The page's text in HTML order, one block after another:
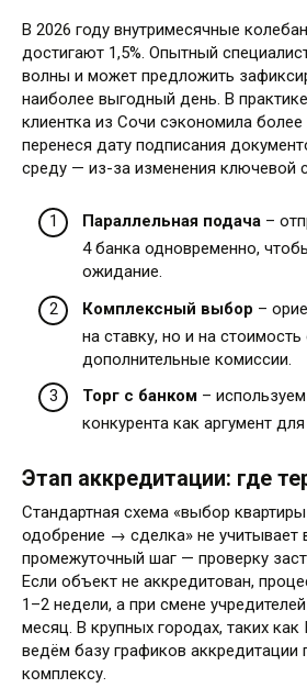
В 2026 году внутримесячные
достигают 1,5%. Опытный
волны и может предложить
наиболее выгодный день. В
клиентка из Сочи сэкономила более
перенеся дату подписания
среду — из-за изменения ключевой
Параллельная подача –
4 банка одновременно,
ожидание.
Комплексный выбор –
на ставку, но и на
дополнительные комиссии.
Торг с банком –
конкурента как аргумент
Этап аккредитации: где
Стандартная схема «выбор
одобрение → сделка» не учитывает
промежуточный шаг — проверку
Если объект не аккредитован,
1–2 недели, а при смене
месяц. В крупных городах, таких
ведём базу графиков
комплексу.